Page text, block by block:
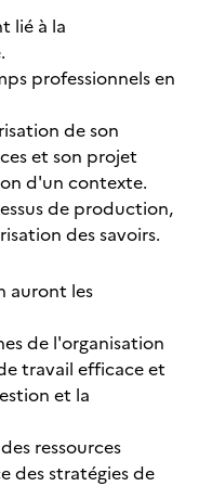
lié à la
professionnels en
de son
et son projet
d'un contexte.
de production,
des savoirs.
auront les
de l'organisation
travail efficace et
et la
ressources
des stratégies de